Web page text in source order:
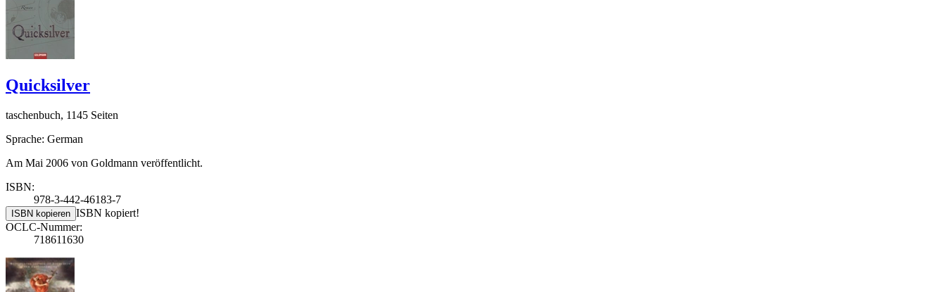
Quicksilver
taschenbuch, 1145 Seiten
Sprache: German
Am Mai 2006 von Goldmann veröffentlicht.
ISBN:
978-3-442-46183-7
ISBN kopieren ISBN kopiert!
OCLC-Nummer:
718611630